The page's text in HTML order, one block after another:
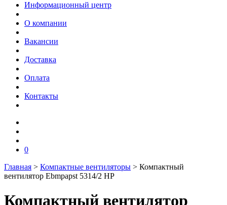
Информационный центр
О компании
Вакансии
Доставка
Оплата
Контакты
0
Главная > Компактные вентиляторы > Компактный
вентилятор Ebmpapst 5314/2 HP
Компактный вентилятор